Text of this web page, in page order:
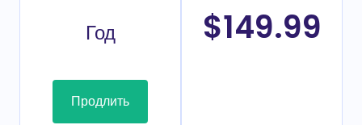
Год
Продлить
$149.99